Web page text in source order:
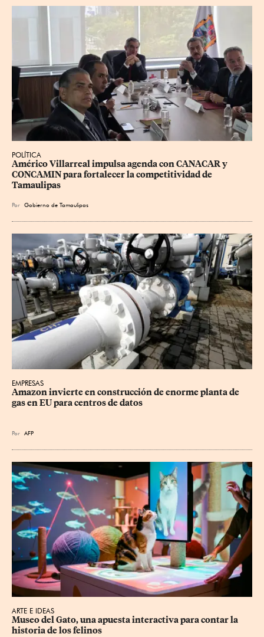
POLÍTICA
Américo Villarreal impulsa agenda con CANACAR y
CONCAMIN para fortalecer la competitividad de
Tamaulipas
Por Gobierno de Tamaulipas
EMPRESAS
Amazon invierte en construcción de enorme planta de
gas en EU para centros de datos
Por AFP
ARTE E IDEAS
Museo del Gato, una apuesta interactiva para contar la
historia de los felinos